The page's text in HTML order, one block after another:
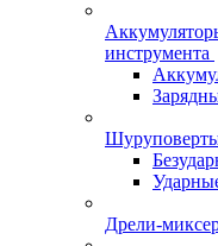
инструмента
Дрели-